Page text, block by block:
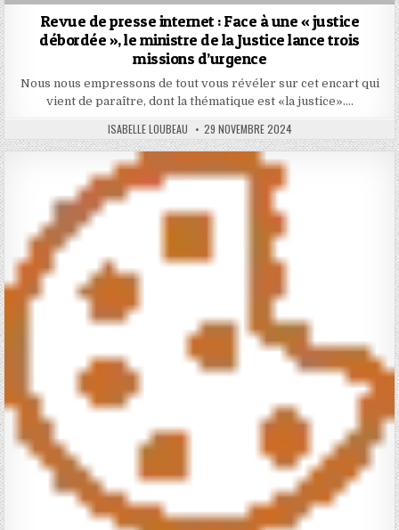
Revue de presse internet : Face à une « justice
débordée », le ministre de la Justice lance trois
missions d’urgence
Nous nous empressons de tout vous révéler sur cet encart qui
vient de paraître, dont la thématique est «la justice»….
AUTHOR:
ISABELLE LOUBEAU PUBLISHED
DATE:
29 NOVEMBRE 2024